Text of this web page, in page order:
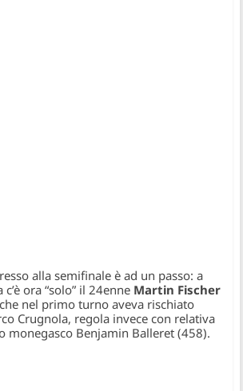
alla semifinale è ad un passo: a
ora “solo” il 24enne Martin Fischer
nel primo turno aveva rischiato
Crugnola, regola invece con relativa
monegasco Benjamin Balleret (458).